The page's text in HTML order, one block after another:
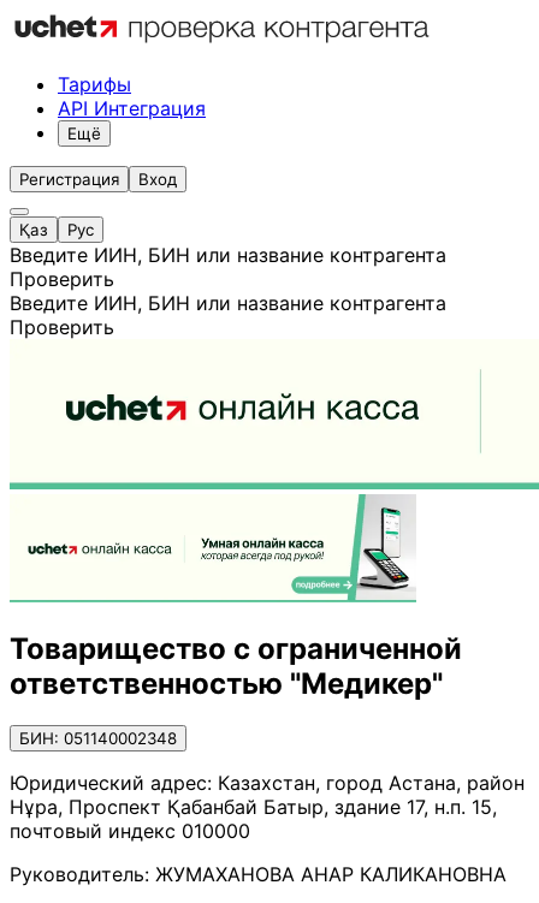
Тарифы
API Интеграция
Ещё
Регистрация Вход
Қаз Рус
Введите ИИН, БИН или название контрагента
Проверить
Введите ИИН, БИН или название контрагента
Проверить
Товарищество с ограниченной
ответственностью "Медикер"
БИН: 051140002348
Юридический адрес: Казахстан, город Астана, район
Нұра, Проспект Қабанбай Батыр, здание 17, н.п. 15,
почтовый индекс 010000
Руководитель: ЖУМАХАНОВА АНАР КАЛИКАНОВНА